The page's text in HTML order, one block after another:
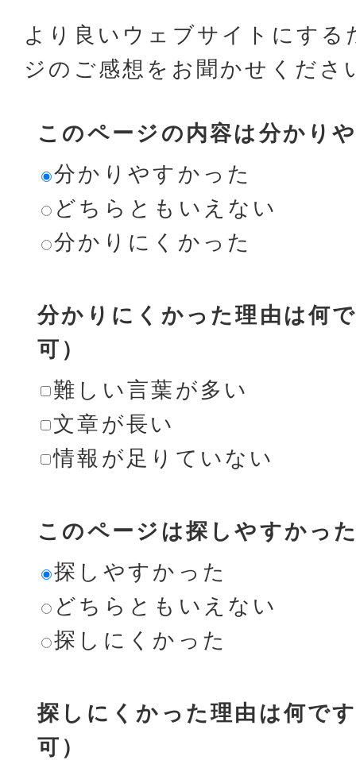
より良いウェブサイトにする
ジのご感想をお聞かせくださ
このページの内容は分かり
分かりやすかった
どちらともいえない
分かりにくかった
分かりにくかった理由は何
可）
難しい言葉が多い
文章が長い
情報が足りていない
このページは探しやすかっ
探しやすかった
どちらともいえない
探しにくかった
探しにくかった理由は何で
可）